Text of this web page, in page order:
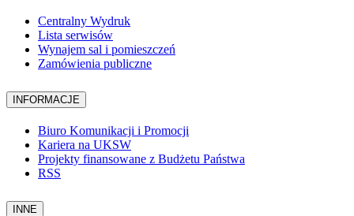
Centralny Wydruk
Lista serwisów
Wynajem sal i pomieszczeń
Zamówienia publiczne
INFORMACJE
Biuro Komunikacji i Promocji
Kariera na UKSW
Projekty finansowane z Budżetu Państwa
RSS
INNE